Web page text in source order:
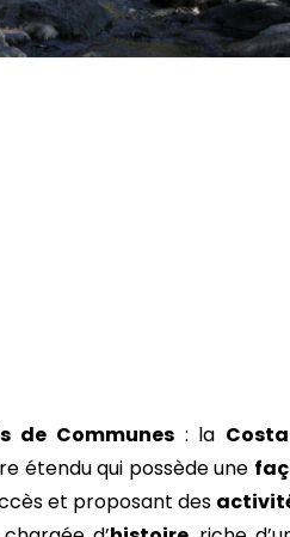
de Communes: la
étendu qui possède une
et proposant des